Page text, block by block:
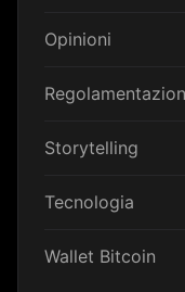
Opinioni
Storytelling
Tecnologia
Wallet Bitcoin